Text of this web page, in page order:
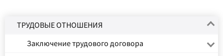
ТРУДОВЫЕ ОТНОШЕНИЯ
Заключение трудового договора